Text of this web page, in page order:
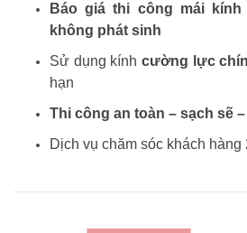
Báo giá thi công mái
không phát sinh
Sử dụng kính cường lực
hạn
Thi công an toàn – sạch sẽ
Dịch vụ chăm sóc khách hàng